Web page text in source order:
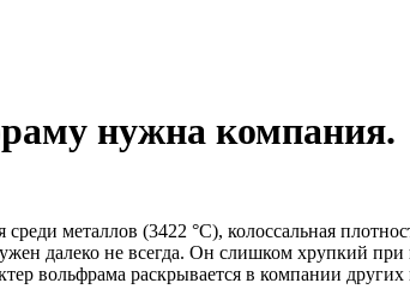
нужна компания.
металлов (3422 °C), колоссальная
далеко не всегда. Он слишком хрупкий при
вольфрама раскрывается в компании других